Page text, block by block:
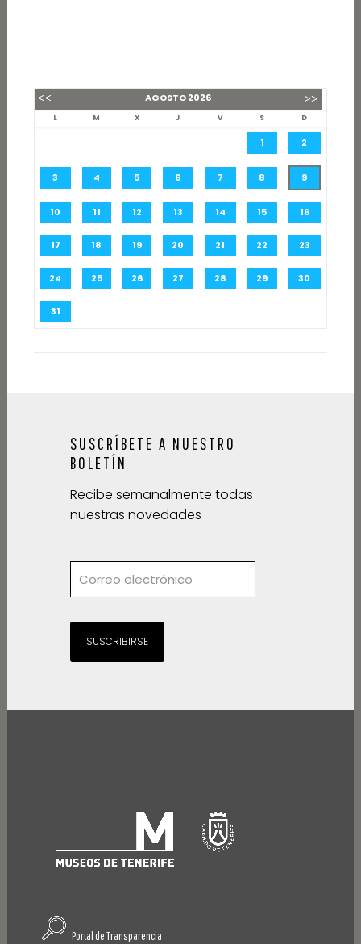
AGOSTO2026
L M X J V S D
1 2
3 4 5 6 7 8 9
10 11 12 13 14 15 16
17 18 19 20 21 22 23
24 25 26 27 28 29 30
31
SUSCRÍBETE A NUESTRO
BOLETÍN
Recibe semanalmente todas
nuestras novedades
SUSCRIBIRSE
Portal de Transparencia